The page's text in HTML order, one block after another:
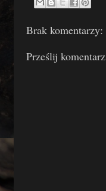
Brak komentarzy:
Prześlij komentarz